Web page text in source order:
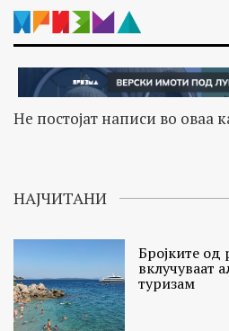
Не постојат написи во оваа
НАЈЧИТАНИ
Бројките од
вклучуваат
туризам